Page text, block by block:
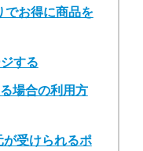
でお得に商品を
する
場合の利用方
受けられるポ